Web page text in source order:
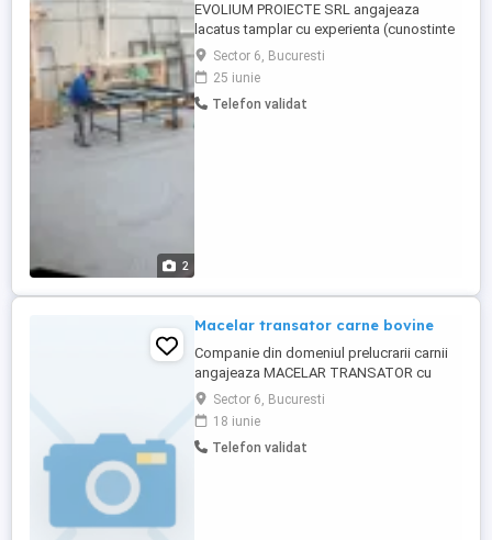
2
EVOLIUM PROIECTE SRL angajeaza
lacatus tamplar cu experienta (cunostinte
in sudura ar fi un plus), pentru fabricatie
tamplarie din aluminiu si otel, in hala de
productie din Bucuresti, sector 6. Se ofera
salariu atractiv in functie de experienta
Sector 6, Bucuresti
25 iunie
Telefon validat
Macelar transator carne bovine
Companie din domeniul prelucrarii carnii
angajeaza MACELAR TRANSATOR cu
experienta in domeniul transarii fasonarii
prelucrarii carnii de minim 3 ani. Program
de lucru de luni pana vineri,8 ore, un sigur
schimb, cu incepere de la 6,30 dimineata
Sector 6, Bucuresti
18 iunie
Telefon validat